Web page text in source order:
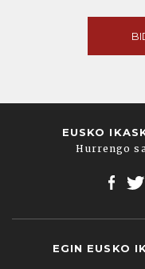
EUSKO
Hurrengo
EGIN EUSKO